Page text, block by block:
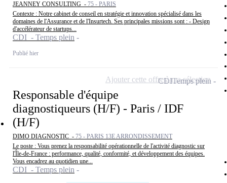
JEANNEY CONSULTING - 75 - PARIS
Contexte : Notre cabinet de conseil en stratégie et innovation spécialisé dans les
domaines de l'Assurance et de l'Insurtech. Ses principales missions sont : - Design
d'accélérateur de startups...
CDI - Temps plein
Publié hier
Responsable d'équipe
diagnostiqueurs (H/F) - Paris / IDF
(H/F)
DIMO DIAGNOSTIC - 75 - PARIS 13E ARRONDISSEMENT
Le poste : Vous prenez la responsabilité opérationnelle de l'activité diagnostic sur
l'Île-de-France : performance, qualité, conformité, et développement des équipes.
Vous encadrez au quotidien une...
CDI - Temps plein
CDITemps plein
Ajouter cette offre à ma sélection